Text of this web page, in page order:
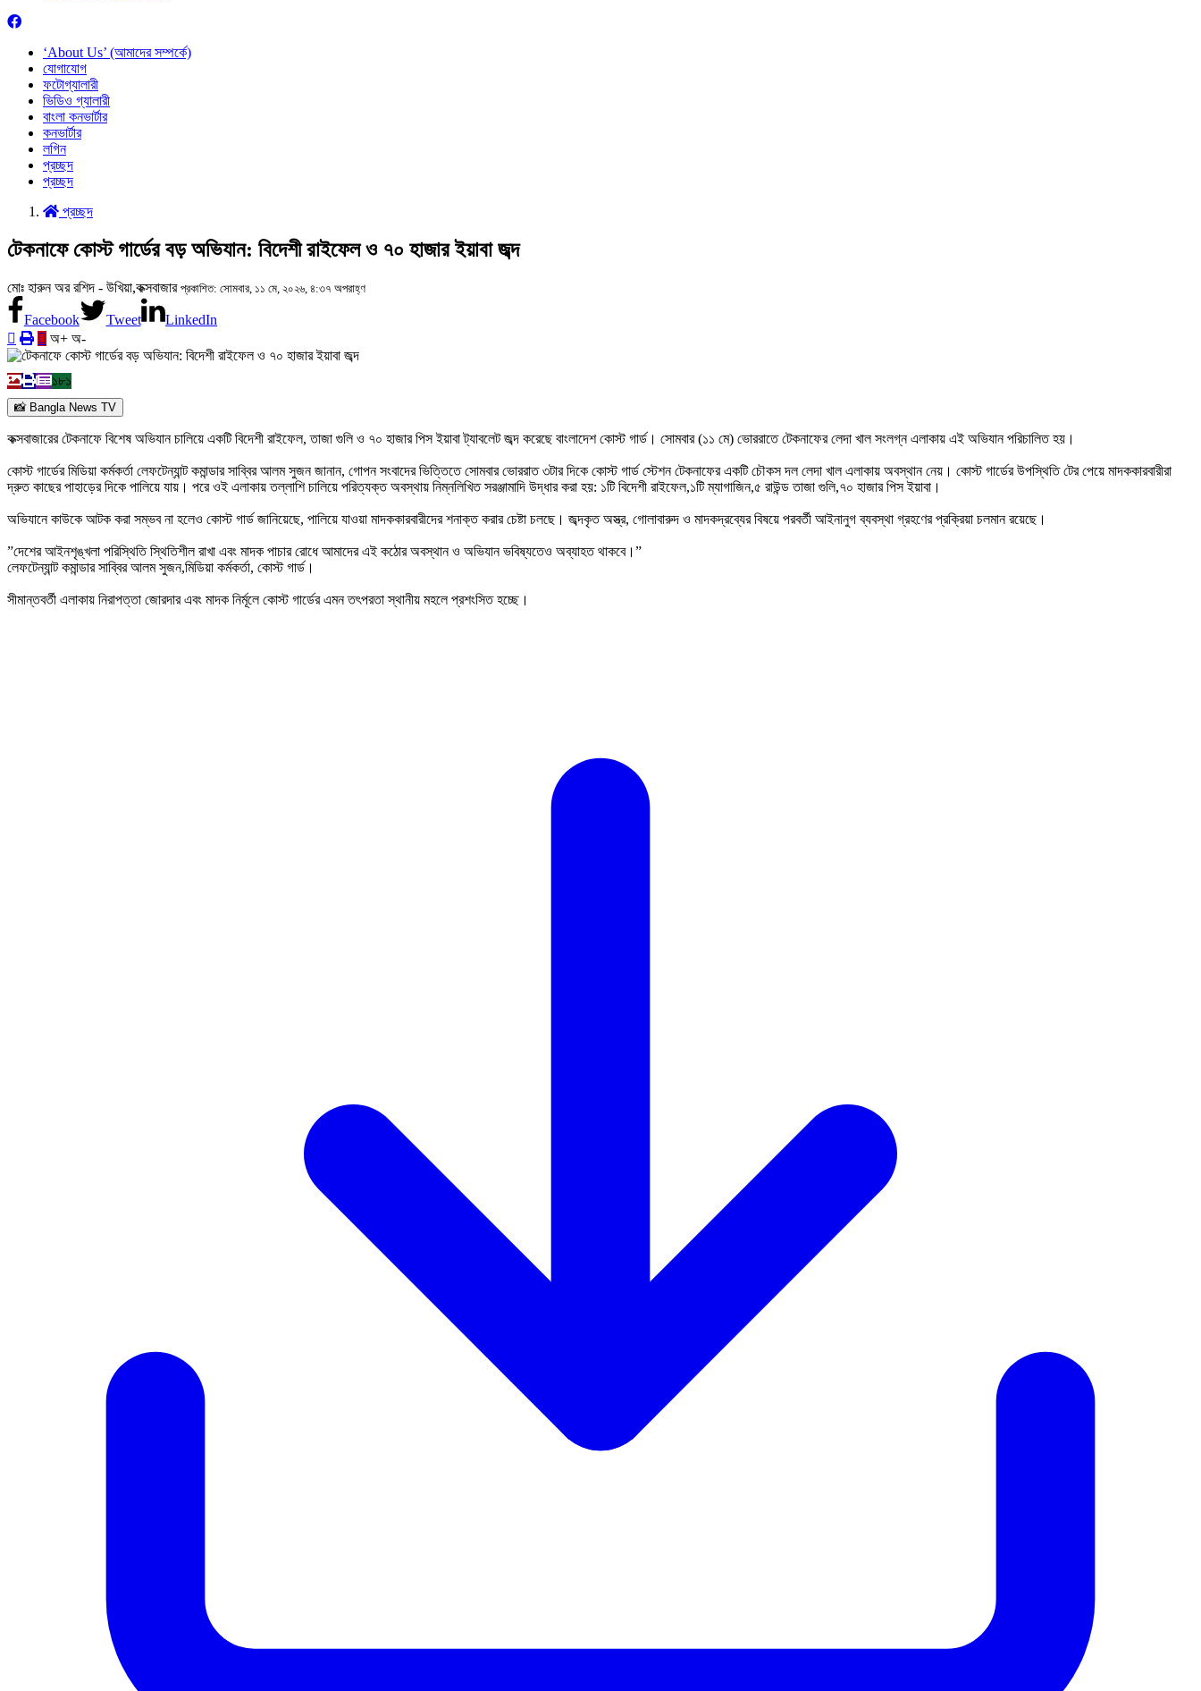
‘About Us’ (আমাদের সম্পর্কে)
যোগাযোগ
ফটোগ্যালারী
ভিডিও গ্যালারী
বাংলা কনভার্টার
কনভার্টার
লগিন
প্রচ্ছদ
প্রচ্ছদ
প্রচ্ছদ
টেকনাফে কোস্ট গার্ডের বড় অভিযান: বিদেশী রাইফেল ও ৭০ হাজার ইয়াবা জব্দ
‎মোঃ হারুন অর রশিদ - উখিয়া,কক্সবাজার প্রকাশিত: সোমবার, ১১ মে, ২০২৬, ৪:৩৭ অপরাহ্ণ
Facebook Tweet
LinkedIn
অ+ অ-
১৮১
📸 Bangla News TV
কক্সবাজারের টেকনাফে বিশেষ অভিযান চালিয়ে একটি বিদেশী রাইফেল, তাজা গুলি ও ৭০ হাজার পিস ইয়াবা ট্যাবলেট জব্দ করেছে বাংলাদেশ কোস্ট গার্ড। সোমবার (১১ মে) ভোররাতে টেকনাফের লেদা খাল সংলগ্ন এলাকায় এই অভিযান পরিচালিত হয়।
‎কোস্ট গার্ডের মিডিয়া কর্মকর্তা লেফটেন্যান্ট কমান্ডার সাব্বির আলম সুজন জানান, গোপন সংবাদের ভিত্তিতে সোমবার ভোররাত ৩টার দিকে কোস্ট গার্ড স্টেশন টেকনাফের একটি চৌকস দল লেদা খাল এলাকায় অবস্থান নেয়। কোস্ট গার্ডের উপস্থিতি টের পেয়ে মাদককারবারীরা
দ্রুত কাছের পাহাড়ের দিকে পালিয়ে যায়। পরে ওই এলাকায় তল্লাশি চালিয়ে পরিত্যক্ত অবস্থায় নিম্নলিখিত সরঞ্জামাদি উদ্ধার করা হয়: ১টি বিদেশী রাইফেল,১টি ম্যাগাজিন,৫ রাউন্ড তাজা গুলি,৭০ হাজার পিস ইয়াবা।
‎অভিযানে কাউকে আটক করা সম্ভব না হলেও কোস্ট গার্ড জানিয়েছে, পালিয়ে যাওয়া মাদককারবারীদের শনাক্ত করার চেষ্টা চলছে। জব্দকৃত অস্ত্র, গোলাবারুদ ও মাদকদ্রব্যের বিষয়ে পরবর্তী আইনানুগ ব্যবস্থা গ্রহণের প্রক্রিয়া চলমান রয়েছে।
‎”দেশের আইনশৃঙ্খলা পরিস্থিতি স্থিতিশীল রাখা এবং মাদক পাচার রোধে আমাদের এই কঠোর অবস্থান ও অভিযান ভবিষ্যতেও অব্যাহত থাকবে।”
‎লেফটেন্যান্ট কমান্ডার সাব্বির আলম সুজন,মিডিয়া কর্মকর্তা, কোস্ট গার্ড।
‎সীমান্তবর্তী এলাকায় নিরাপত্তা জোরদার এবং মাদক নির্মূলে কোস্ট গার্ডের এমন তৎপরতা স্থানীয় মহলে প্রশংসিত হচ্ছে।